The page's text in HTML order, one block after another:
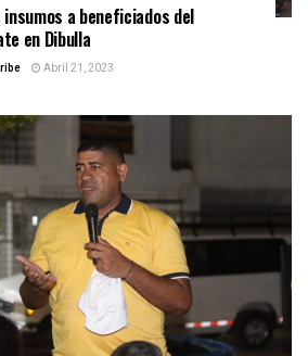
a beneficiados del
en Dibulla
Abril 21, 2023